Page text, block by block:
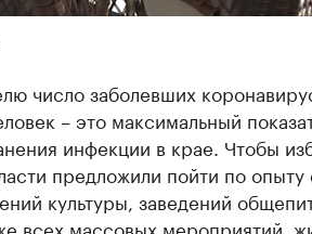
число заболевших
– это максимальный
инфекции в крае. Чтобы
предложили пойти по
культуры, заведений
всех массовых мероприятий,